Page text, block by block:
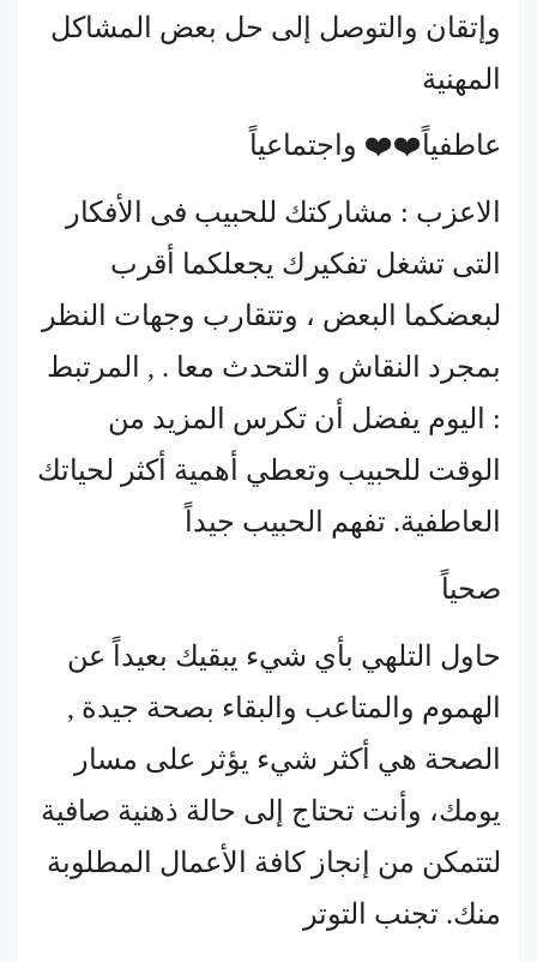
وإتقان والتوصل إلى حل بعض المشاكل
المهنية
عاطفياً❤️❤️ واجتماعياً
الاعزب : مشاركتك للحبيب فى الأفكار
التى تشغل تفكيرك يجعلكما أقرب
لبعضكما البعض ، وتتقارب وجهات النظر
بمجرد النقاش و التحدث معا . , المرتبط
: اليوم يفضل أن تكرس المزيد من
الوقت للحبيب وتعطي أهمية أكثر لحياتك
العاطفية. تفهم الحبيب جيداً
صحياً
حاول التلهي بأي شيء يبقيك بعيداً عن
الهموم والمتاعب والبقاء بصحة جيدة ,
الصحة هي أكثر شيء يؤثر على مسار
يومك، وأنت تحتاج إلى حالة ذهنية صافية
لتتمكن من إنجاز كافة الأعمال المطلوبة
منك. تجنب التوتر